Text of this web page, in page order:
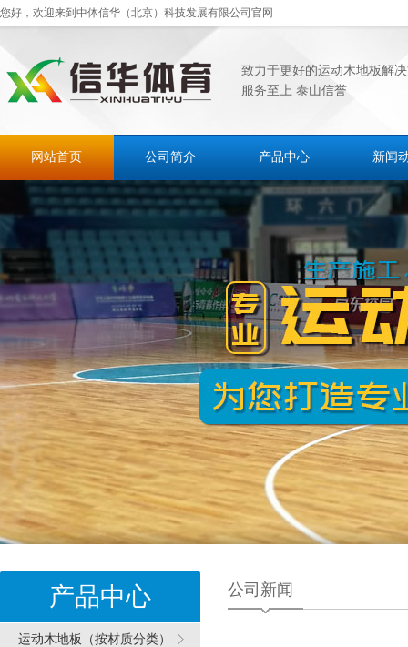
您好，欢迎来到中体信华（北京）科技发展有限公司官网
致力于更好的运动木地板解
服务至上 泰山信誉
网站首页 公司简介 产品中心 新闻
产品中心
运动木地板（按材质分类）
公司新闻